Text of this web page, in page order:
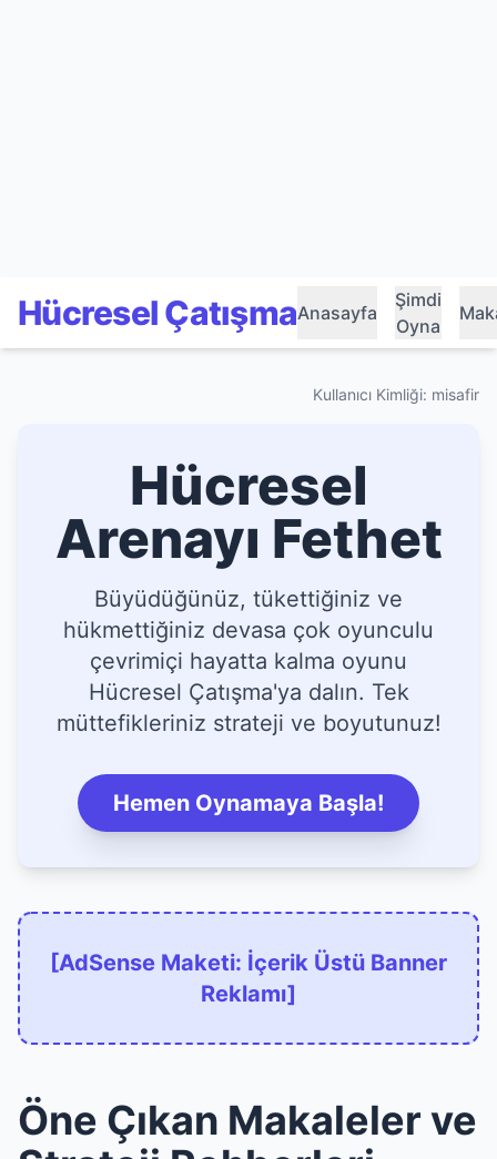
Hücresel ÇatışmaAnasayfa
Şimdi
Oyna
Kullanıcı Kimliği: misafir
Hücresel
Arenayı Fethet
Büyüdüğünüz, tükettiğiniz ve
hükmettiğiniz devasa çok oyunculu
çevrimiçi hayatta kalma oyunu
Hücresel Çatışma'ya dalın. Tek
müttefikleriniz strateji ve boyutunuz!
Hemen Oynamaya Başla!
[AdSense Maketi: İçerik Üstü Banner
Reklamı]
Öne Çıkan Makaleler ve